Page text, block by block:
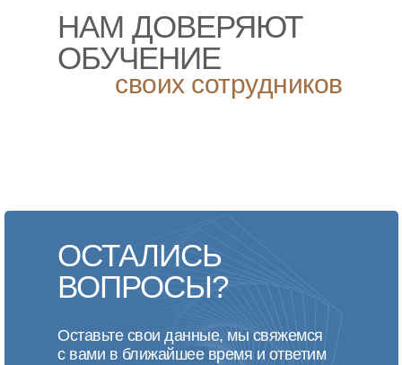
НАМ ДОВЕРЯЮТ
ОБУЧЕНИЕ
своих сотрудников
ОСТАЛИСЬ
ВОПРОСЫ?
Оставьте свои данные, мы свяжемся
с вами в ближайшее время и ответим